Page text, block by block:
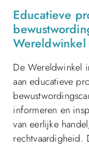
Educatieve
De Wereldwinkel
aan educatieve
informeren en
van eerlijke
rechtvaardigheid.